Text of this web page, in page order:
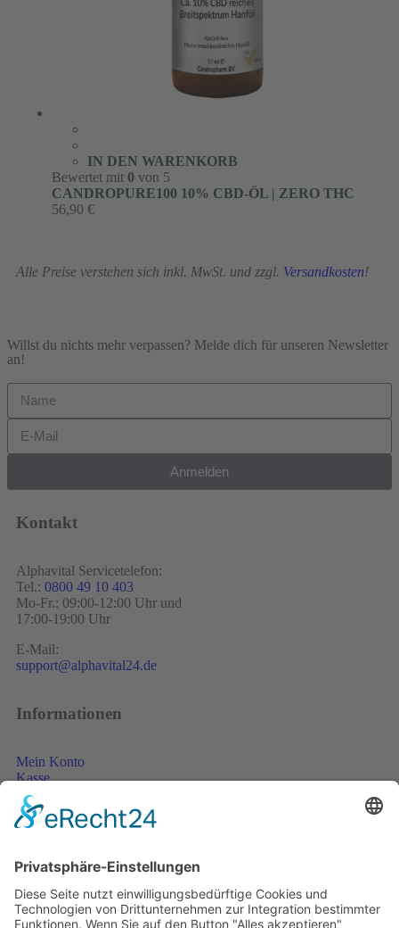
IN DEN WARENKORB
Bewertet mit 0 von 5
CANDROPURE100 10% CBD-ÖL | ZERO THC
56,90 €
Alle Preise verstehen sich inkl. MwSt. und zzgl. Versandkosten!
Willst du nichts mehr verpassen? Melde dich für unseren Newsletter
an!
Anmelden
Kontakt
Alphavital Servicetelefon:
Tel.: 0800 49 10 403
Mo-Fr.: 09:00-12:00 Uhr und
17:00-19:00 Uhr
E-Mail:
support@alphavital24.de
Informationen
Mein Konto
Kasse
Warenkorb
Versand
Zahlungsarten
Widerruf
Cookie-Einstellungen
Unsere Partner